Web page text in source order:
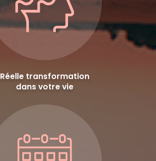
Réelle transformation
dans votre vie